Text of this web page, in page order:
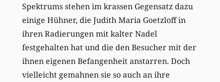
Spektrums stehen im krassen Gegensatz dazu
einige Hühner, die Judith Maria Goetzloff in
ihren Radierungen mit kalter Nadel
festgehalten hat und die den Besucher mit der
ihnen eigenen Befangenheit anstarren. Doch
vielleicht gemahnen sie so auch an ihre